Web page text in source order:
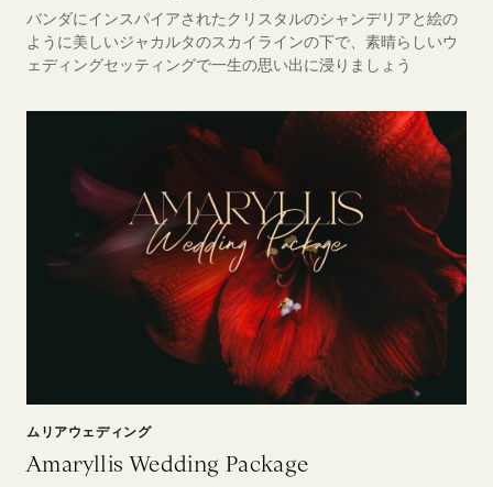
バンダにインスパイアされたクリスタルのシャンデリアと絵の
ように美しいジャカルタのスカイラインの下で、素晴らしいウ
ェディングセッティングで一生の思い出に浸りましょう
ムリアウェディング
Amaryllis Wedding Package